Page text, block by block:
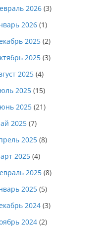
2026 (3)
2026 (1)
2025 (2)
2025 (3)
2025 (4)
2025 (15)
2025 (21)
2025 (7)
2025 (8)
2025 (4)
2025 (8)
2025 (5)
2024 (3)
2024 (2)